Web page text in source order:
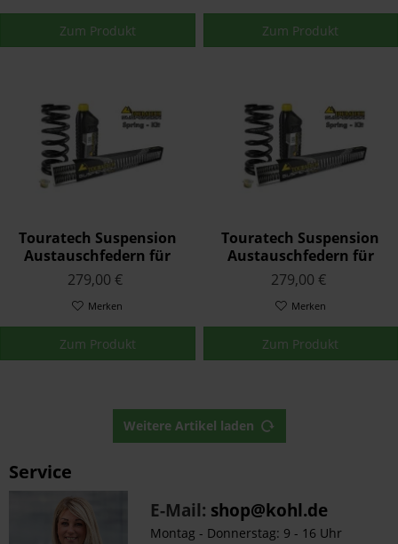
Zum Produkt Zum Produkt
Touratech Suspension
Austauschfedern für
Triumph TIGER SPORT
1050 2017 - 2020
279,00 €
Merken
Zum Produkt
Touratech Suspension
Austauschfedern für
Triumph TRIDENT 750
1991 -
279,00 €
Merken
Zum Produkt
Weitere Artikel laden
Service
E-Mail: shop@kohl.de
Montag - Donnerstag: 9 - 16 Uhr